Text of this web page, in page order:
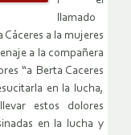
llamado
a la mujeres
a la compañera
“a Berta Caceres
en la lucha,
estos dolores
en la lucha y